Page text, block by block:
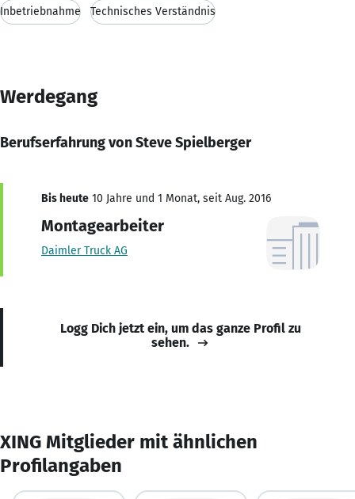
Inbetriebnahme Technisches Verständnis
Werdegang
Berufserfahrung von Steve Spielberger
Bis heute 10 Jahre und 1 Monat, seit Aug. 2016
Montagearbeiter
Daimler Truck AG
Logg Dich jetzt ein, um das ganze Profil zu
sehen.
XING Mitglieder mit ähnlichen
Profilangaben